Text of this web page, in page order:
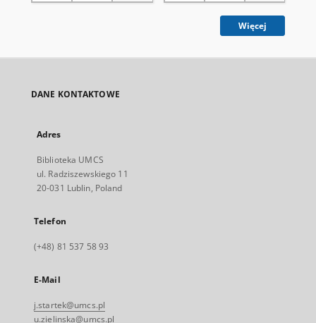
Więcej
DANE KONTAKTOWE
Adres
Biblioteka UMCS
ul. Radziszewskiego 11
20-031 Lublin, Poland
Telefon
(+48) 81 537 58 93
E-Mail
j.startek@umcs.pl
u.zielinska@umcs.pl